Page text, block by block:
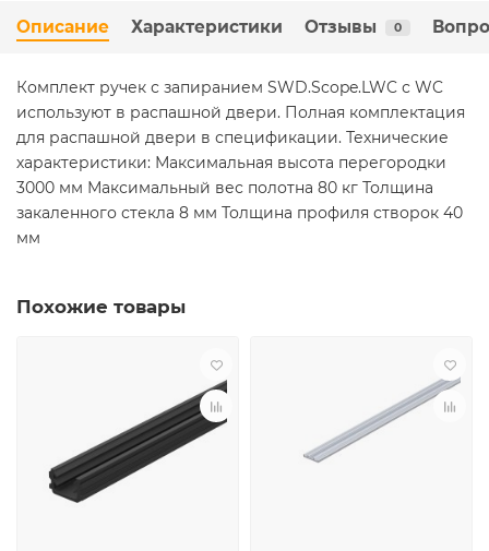
Описание Характеристики Отзывы 0
Комплект ручек с запиранием SWD.Scope.LWC с WC
используют в распашной двери. Полная комплектация
для распашной двери в спецификации. Технические
характеристики: Максимальная высота перегородки
3000 мм Максимальный вес полотна 80 кг Толщина
закаленного стекла 8 мм Толщина профиля створок 40
мм
Похожие товары